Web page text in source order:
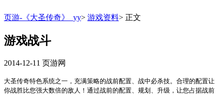
页游-《大圣传奇》_yy> 游戏资料> 正文
游戏战斗
2014-12-11 页游网
大圣传奇特色系统之一，充满策略的战前配置、战中必杀技。合理的配置让
你战胜比您强大数倍的敌人！通过战前的配置、规划、升级，让您占据战前